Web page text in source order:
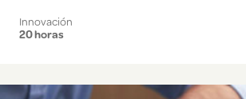
Innovación
20 horas